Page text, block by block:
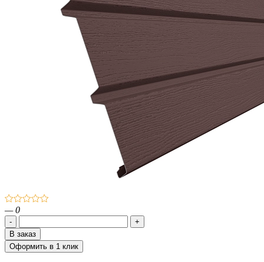
— 0
-
+
В заказ
Оформить в 1 клик